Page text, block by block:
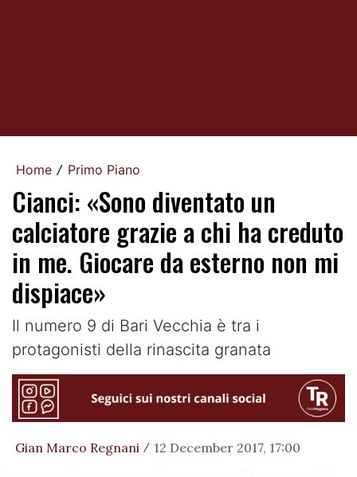
Home / Primo Piano
Cianci: «Sono diventato un
calciatore grazie a chi ha creduto
in me. Giocare da esterno non mi
dispiace»
Il numero 9 di Bari Vecchia è tra i
protagonisti della rinascita granata
Gian Marco Regnani / 12 December 2017, 17:00